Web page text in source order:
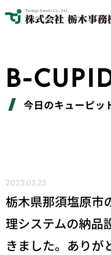
B-
今日のキューピッ
2023.03.23
栃木県那須塩原市
理システムの納品
きました。ありが